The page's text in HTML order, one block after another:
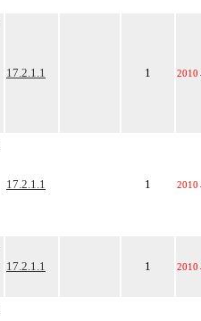
17.2.1.1 1 2010
17.2.1.1 1 2010
17.2.1.1 1 2010